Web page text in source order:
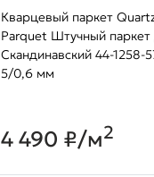
Кварцевый паркет
Parquet Штучный
Скандинавский 44-1258-
5/0,6 мм
4 490 ₽/м2